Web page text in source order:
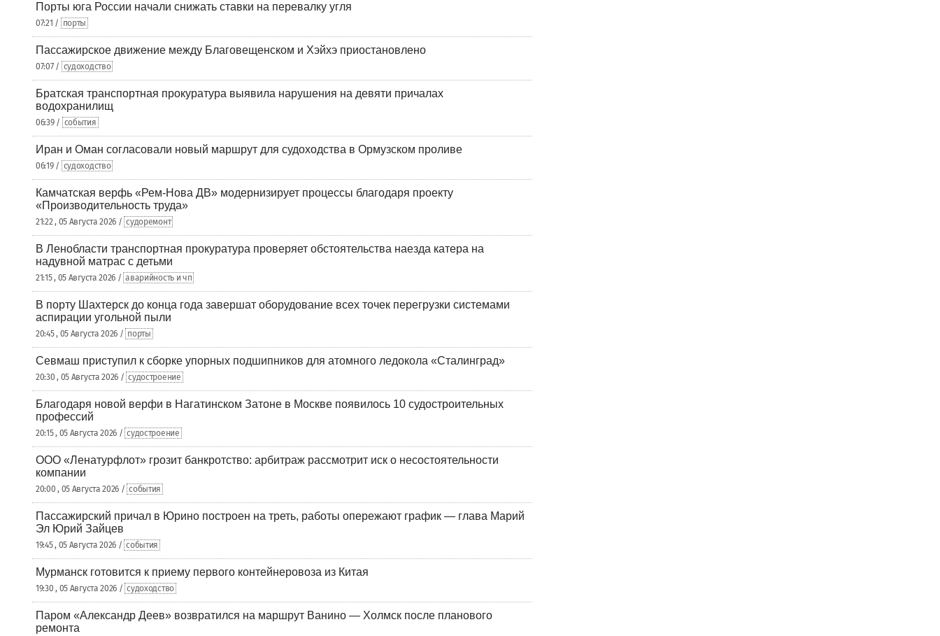
Порты юга России начали снижать ставки на перевалку угля
07:21 / порты
Пассажирское движение между Благовещенском и Хэйхэ приостановлено
07:07 / судоходство
Братская транспортная прокуратура выявила нарушения на девяти причалах
водохранилищ
06:39 / события
Иран и Оман согласовали новый маршрут для судоходства в Ормузском проливе
06:19 / судоходство
Камчатская верфь «Рем-Нова ДВ» модернизирует процессы благодаря проекту
«Производительность труда»
21:22 , 05 Августа 2026 / судоремонт
В Ленобласти транспортная прокуратура проверяет обстоятельства наезда катера на
надувной матрас с детьми
21:15 , 05 Августа 2026 / аварийность и чп
В порту Шахтерск до конца года завершат оборудование всех точек перегрузки системами
аспирации угольной пыли
20:45 , 05 Августа 2026 / порты
Севмаш приступил к сборке упорных подшипников для атомного ледокола «Сталинград»
20:30 , 05 Августа 2026 / судостроение
Благодаря новой верфи в Нагатинском Затоне в Москве появилось 10 судостроительных
профессий
20:15 , 05 Августа 2026 / судостроение
ООО «Ленатурфлот» грозит банкротство: арбитраж рассмотрит иск о несостоятельности
компании
20:00 , 05 Августа 2026 / события
Пассажирский причал в Юрино построен на треть, работы опережают график — глава Марий
Эл Юрий Зайцев
19:45 , 05 Августа 2026 / события
Мурманск готовится к приему первого контейнеровоза из Китая
19:30 , 05 Августа 2026 / судоходство
Паром «Александр Деев» возвратился на маршрут Ванино — Холмск после планового
ремонта